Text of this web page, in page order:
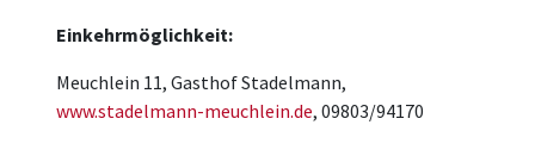
Einkehrmöglichkeit:
Meuchlein 11, Gasthof Stadelmann,
www.stadelmann-meuchlein.de, 09803/94170